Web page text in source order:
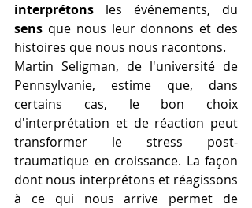
interprétons
sens que nous leur donnons et des
histoires que nous nous racontons.
Martin Seligman, de l'université de
Pennsylvanie, estime que, dans
certains cas, le bon choix
d'interprétation et de réaction peut
transformer le stress post-
traumatique en croissance. La façon
dont nous interprétons et réagissons